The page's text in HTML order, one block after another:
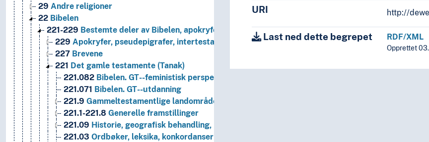
29 Andre religioner
22 Bibelen
221-229 Bestemte deler av Bibelen, apokryfer, pseudepigrafer, intertestamentale verker
229 Apokryfer, pseudepigrafer, intertestamentale skrifter
227 Brevene
221 Det gamle testamente (Tanak)
221.082 Bibelen. GT--feministisk perspektiv
221.071 Bibelen. GT--utdanning
221.9 Gammeltestamentlige landområders geografi, historie, kronologi, personer i
221.1-221.8 Generelle framstillinger
221.09 Historie, geografisk behandling, biografier
221.03 Ordbøker, leksika, konkordanser
URI http://
Last ned dette begrepet RDF/XML
Opprettet